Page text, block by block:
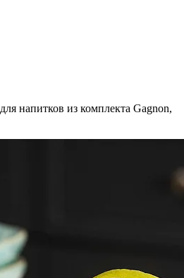
напитков из комплекта Gagnon,